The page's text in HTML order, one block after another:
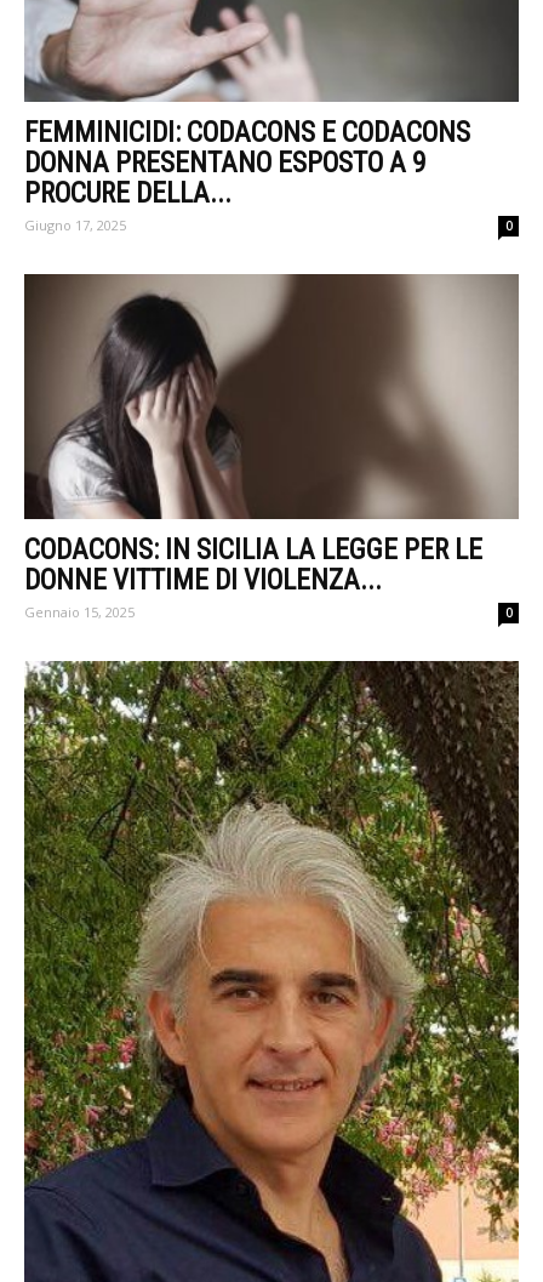
FEMMINICIDI: CODACONS E CODACONS
DONNA PRESENTANO ESPOSTO A 9
PROCURE DELLA...
Giugno 17, 2025 0
CODACONS: IN SICILIA LA LEGGE PER LE
DONNE VITTIME DI VIOLENZA...
Gennaio 15, 2025 0